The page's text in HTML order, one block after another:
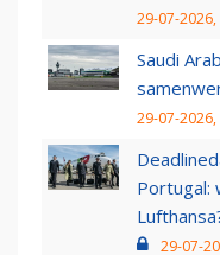
29-07-2026,
Saudi
29-07-2026,
Portugal:
29-07-